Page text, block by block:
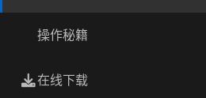
操作秘籍
在线下载